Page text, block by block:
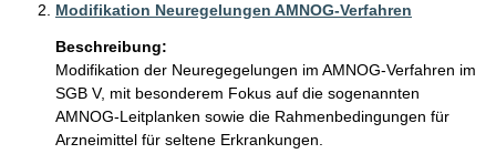
Modifikation Neuregelungen AMNOG-Verfahren
Beschreibung:
Modifikation der Neuregegelungen im AMNOG-Verfahren im
SGB V, mit besonderem Fokus auf die sogenannten
AMNOG-Leitplanken sowie die Rahmenbedingungen für
Arzneimittel für seltene Erkrankungen.